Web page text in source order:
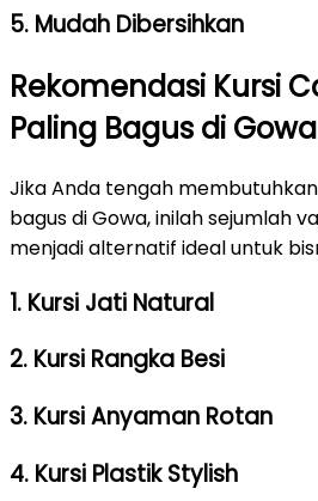
5. Mudah Dibersihkan
Rekomendasi Kursi
Paling Bagus di Gowa
Jika Anda tengah
bagus di Gowa, inilah sejumlah
menjadi alternatif ideal untuk
1. Kursi Jati Natural
2. Kursi Rangka Besi
3. Kursi Anyaman Rotan
4. Kursi Plastik Stylish